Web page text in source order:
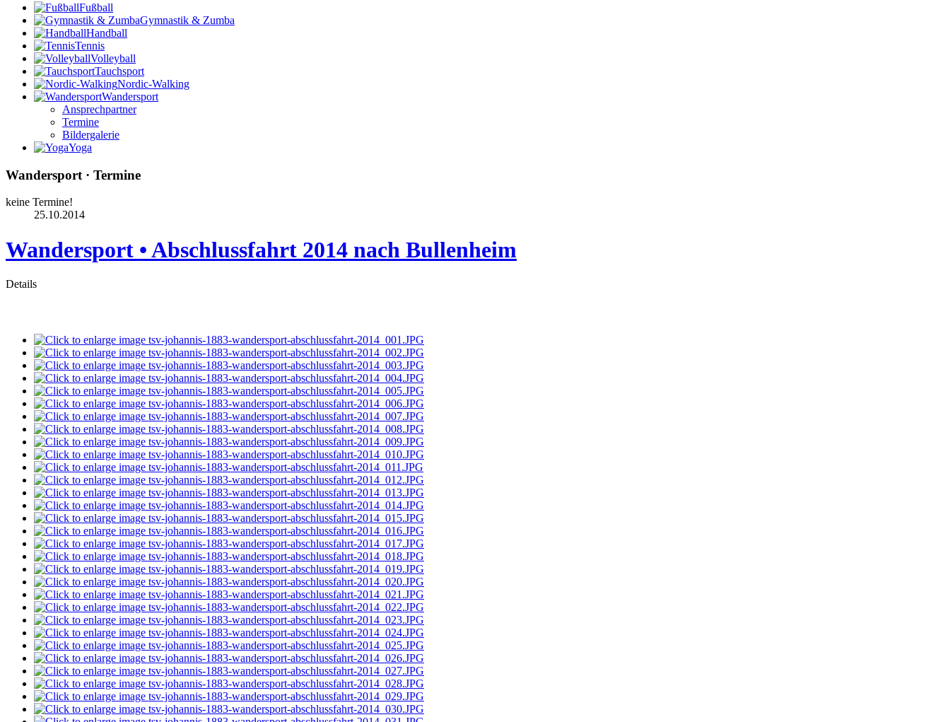
Fußball
Gymnastik & Zumba
Handball
Tennis
Volleyball
Tauchsport
Nordic-Walking
Wandersport
Ansprechpartner
Termine
Bildergalerie
Yoga
Wandersport · Termine
keine Termine!
25.10.2014
Wandersport • Abschlussfahrt 2014 nach Bullenheim
Details